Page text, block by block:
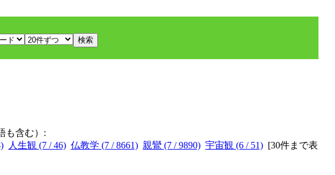
も含む）:
人生観 (7 / 46) 仏教学 (7 / 8661) 親鸞 (7 / 9890) 宇宙観 (6 / 51) [30件まで表